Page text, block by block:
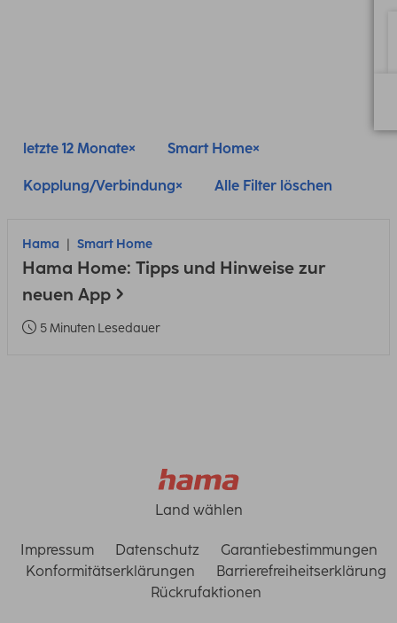
letzte 12 Monate Smart Home
Kopplung/Verbindung Alle Filter löschen
Hama Smart Home
Hama Home: Tipps und Hinweise zur
neuen App
5 Minuten Lesedauer
Land wählen
Impressum Datenschutz
Garantiebestimmungen
Konformitätserklärungen
Barrierefreiheitserklärung
Rückrufaktionen